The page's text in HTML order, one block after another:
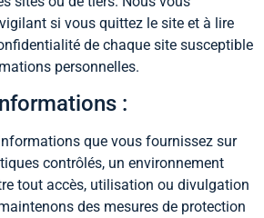
si vous quittez le site et à lire
de chaque site susceptible
personnelles.
:
que vous fournissez sur
contrôlés, un environnement
tout accès, utilisation ou divulgation
des mesures de protection